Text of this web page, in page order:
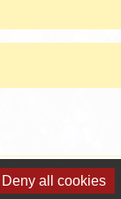
Signaler une
all cookies